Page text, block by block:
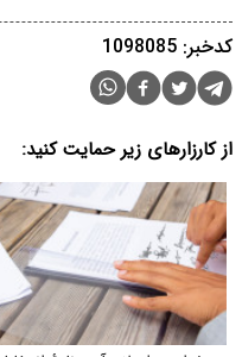
کدخبر: 1098085
از کارزارهای زیر حمایت کنید: